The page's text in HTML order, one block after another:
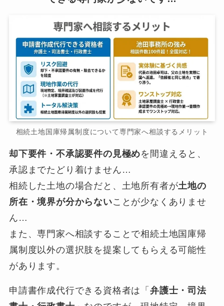
相続土地国庫帰属制度について専門家へ相談するメリット
却下要件・不承認要件の見極めを間違えると、
承認までたどり着けません…
相続した土地の場合だと、土地所有者が土地の
所在・境界が分からないことが少なくありませ
ん…
また、専門家へ相談することで相続土地国庫帰
属制度以外の選択肢を提案してもらえる可能性
があります。
申請書作成代行できる資格者は「弁護士・司法